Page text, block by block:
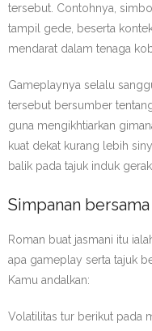
tersebut. Contohnya,
tampil gede, beserta
mendarat dalam tenaga
Gameplaynya selalu
tersebut bersumber
guna mengikhtiarkan
kuat dekat kurang lebih
balik pada tajuk induk
Simpanan
Roman buat jasmani itu
apa gameplay serta tajuk
Kamu andalkan:
Volatilitas tur berikut pada